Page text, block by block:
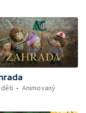
Animovaný